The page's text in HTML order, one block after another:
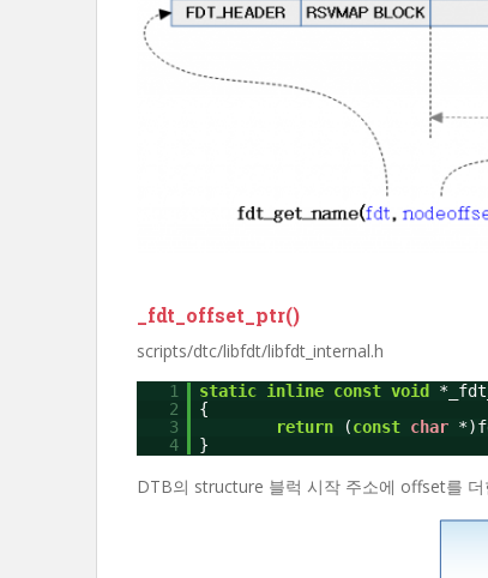
_fdt_offset_ptr()
scripts/dtc/libfdt/libfdt_internal.h
1 static inline const void
2
{
3
return (const char
4
}
DTB의 structure 블럭 시작 주소에 offset를 더